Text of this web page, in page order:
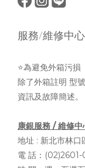
服務/維修中心
⭐為避免外箱污損
除了外箱註明 型
資訊及故障簡述。
康銀服務 / 維修中
地址 : 新北市林口
電 話：